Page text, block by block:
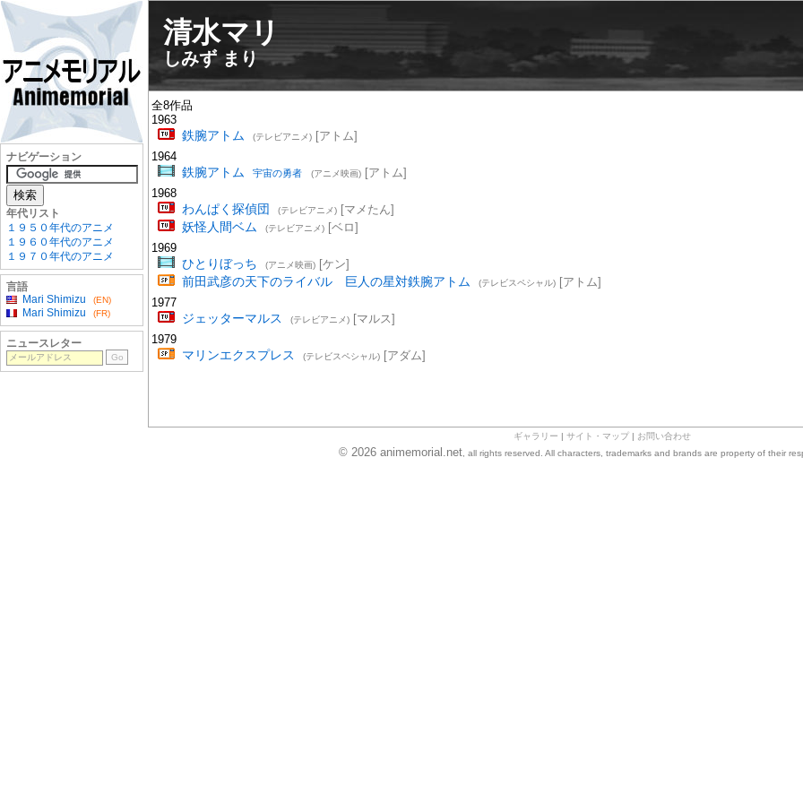
清水マリ
しみず まり
全8作品
1963
鉄腕アトム (テレビアニメ)[アトム]
1964
鉄腕アトム 宇宙の勇者 (アニメ映画)[アトム]
1968
わんぱく探偵団 (テレビアニメ)[マメたん]
妖怪人間ベム (テレビアニメ)[ベロ]
1969
ひとりぼっち (アニメ映画)[ケン]
前田武彦の天下のライバル 巨人の星対鉄腕アトム (テレビスペシャル)[アトム]
1977
ジェッターマルス (テレビアニメ)[マルス]
1979
マリンエクスプレス (テレビスペシャル)[アダム]
ギャラリー サイト・マップ お問い合わせ
ナビゲーション
年代リスト
１９５０年代のアニメ
１９６０年代のアニメ
１９７０年代のアニメ
言語
Mari Shimizu
(EN)
Mari Shimizu (FR)
ニュースレター
© 2026 animemorial.net, all rights reserved. All characters, trademarks and brands are property of their